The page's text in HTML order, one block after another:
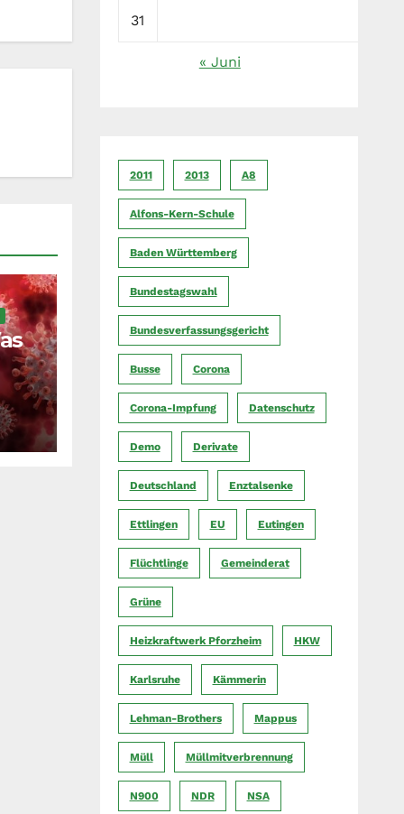
31
« Juni
2011 2013 A8
Alfons-Kern-Schule
Baden Württemberg
Bundestagswahl
Bundesverfassungsgericht
Busse Corona
Corona-Impfung Datenschutz
Demo Derivate
Deutschland Enztalsenke
Ettlingen EU Eutingen
Flüchtlinge Gemeinderat
Grüne
Heizkraftwerk Pforzheim HKW
Karlsruhe Kämmerin
Lehman-Brothers Mappus
Müll Müllmitverbrennung
N900 NDR NSA